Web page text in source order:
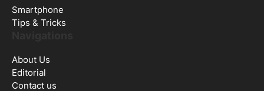
Smartphone
Tips & Tricks
About Us
Editorial
Contact us